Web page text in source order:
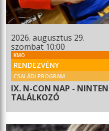
2026. augusztus 29.
szombat 10:00
KMO
RENDEZVÉNY
CSALÁDI PROGRAM
IX. N-CON NAP -
TALÁLKOZÓ